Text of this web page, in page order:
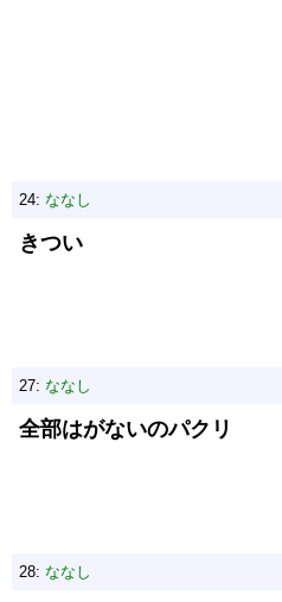
24: ななし
きつい
27: ななし
全部はがないのパクリ
28: ななし